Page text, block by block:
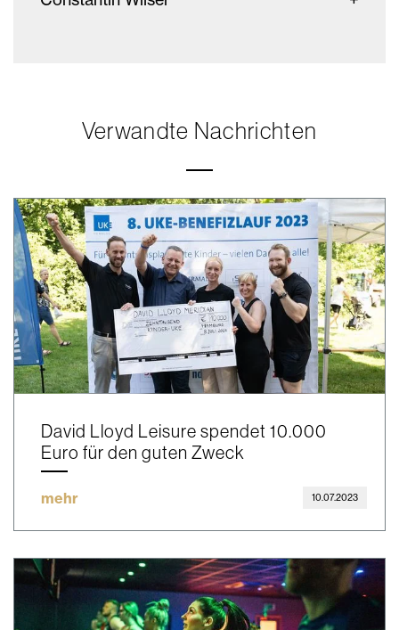
Verwandte Nachrichten
David Lloyd Leisure spendet 10.000
Euro für den guten Zweck
mehr 10.07.2023